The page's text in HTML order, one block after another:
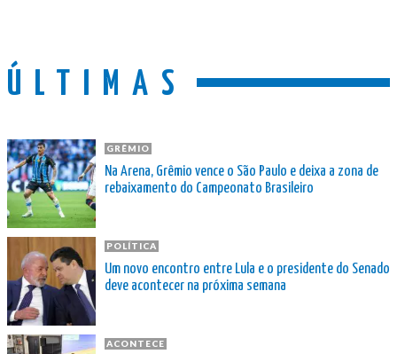
ÚLTIMAS
GRÊMIO
Na Arena, Grêmio vence o São Paulo e deixa a zona de
rebaixamento do Campeonato Brasileiro
POLÍTICA
Um novo encontro entre Lula e o presidente do Senado
deve acontecer na próxima semana
ACONTECE